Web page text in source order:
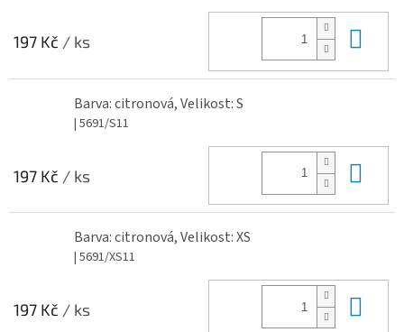
197 Kč / ks
Barva: citronová, Velikost: S
| 5691/S11
197 Kč / ks
Barva: citronová, Velikost: XS
| 5691/XS11
197 Kč / ks